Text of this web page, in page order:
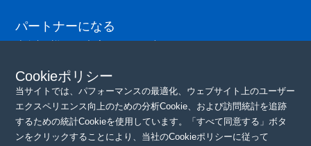
Cookieポリシー
当サイトでは、パフォーマンスの最適化、ウェブサイト上のユーザー
エクスペリエンス向上のための分析Cookie、および訪問統計を追跡
するための統計Cookieを使用しています。「すべて同意する」ボタ
ンをクリックすることにより、当社のCookieポリシーに従って
パートナーになる
続ける